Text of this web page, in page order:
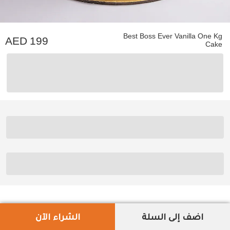
Best Boss Ever Vanilla One Kg
Cake
199
اضف إلى السلة الشراء الآن